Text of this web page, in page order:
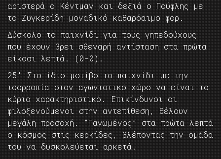
αριστερά ο Κέντμαν και δεξιά ο Πούφλης με
το Ζυγκερίδη μοναδικό καθαρόαιμο φορ.
Δύσκολο το παιχνίδι για τους γηπεδούχους
που έχουν βρει σθεναρή αντίσταση στα πρώτα
είκοσι λεπτά. (0-0).
25′ Στο ίδιο μοτίβο το παιχνίδι με την
ισορροπία στον αγωνιστικό χώρο να είναι το
κύριο χαρακτηριστικό. Επικίνδυνοι οι
φιλοξενούμενοι στην αντεπίθεση, θέλουν
μεγάλη προσοχή. “Παγωμένος” στα πρώτα λεπτά
ο κόσμος στις κερκίδες, βλέποντας την ομάδα
του να δυσκολεύεται αρκετά.